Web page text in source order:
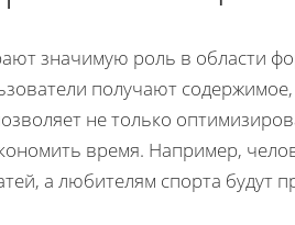
значимую роль в области
получают содержимое,
не только
время. Например,
а любителям спорта будут